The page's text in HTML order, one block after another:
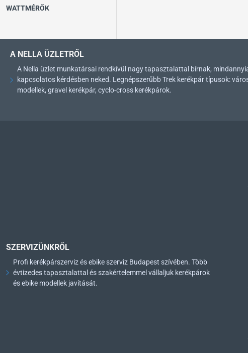
WATTMÉRŐK
A NELLA ÜZLETRŐL
A Nella üzlet munkatársai rendkívül nagy tapasztalattal bírnak,
kapcsolatos kérdésben neked. Legnépszerűbb Trek kerékpár típusok:
modellek, gravel kerékpár, cyclo-cross kerékpárok.
SZERVIZÜNKRŐL
Profi kerékpárszerviz és ebike szerviz Budapest szívében. Több
évtizedes tapasztalattal és szakértelemmel vállaljuk kerékpárok
és ebike modellek javítását.